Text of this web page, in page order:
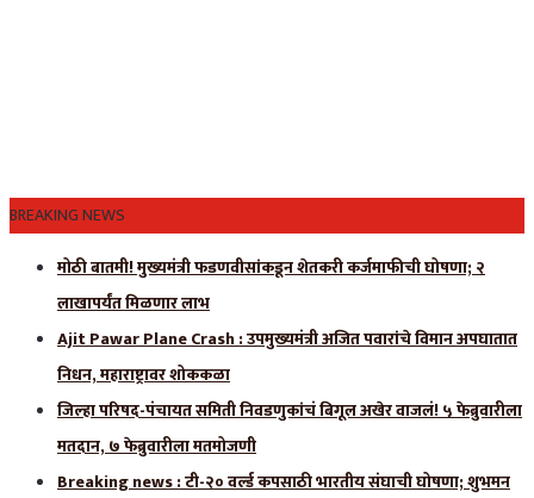
BREAKING NEWS
मोठी बातमी! मुख्यमंत्री फडणवीसांकडून शेतकरी कर्जमाफीची घोषणा; २
लाखापर्यंत मिळणार लाभ
Ajit Pawar Plane Crash : उपमुख्यमंत्री अजित पवारांचे विमान अपघातात
निधन, महाराष्ट्रावर शोककळा
जिल्हा परिषद-पंचायत समिती निवडणुकांचं बिगूल अखेर वाजलं! ५ फेब्रुवारीला
मतदान, ७ फेब्रुवारीला मतमोजणी
Breaking news : टी-२० वर्ल्ड कपसाठी भारतीय संघाची घोषणा; शुभमन